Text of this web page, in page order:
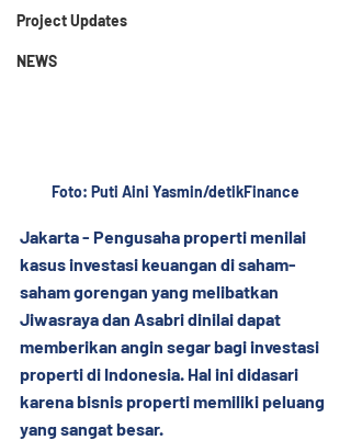
Project Updates
NEWS
Foto: Puti Aini Yasmin/detikFinance
Jakarta - Pengusaha properti menilai
kasus investasi keuangan di saham-
saham gorengan yang melibatkan
Jiwasraya dan Asabri dinilai dapat
memberikan angin segar bagi investasi
properti di Indonesia. Hal ini didasari
karena bisnis properti memiliki peluang
yang sangat besar.